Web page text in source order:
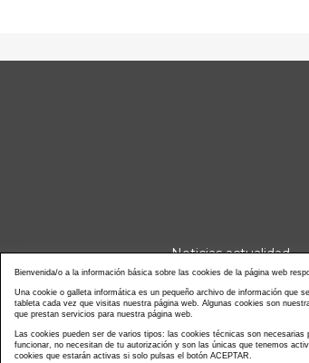
Noticias actualidad
Bienvenida/o a la información básica sobre las cookies de la página web
Una cookie o galleta informática es un pequeño archivo de información que
tableta cada vez que visitas nuestra página web. Algunas cookies son
que prestan servicios para nuestra página web.
Las cookies pueden ser de varios tipos: las cookies técnicas son necesarias
funcionar, no necesitan de tu autorización y son las únicas que tenemos
cookies que estarán activas si solo pulsas el botón ACEPTAR.